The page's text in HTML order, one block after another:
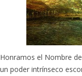
Honramos el Nombre
un poder intrínseco